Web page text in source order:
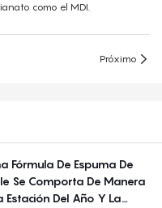
como el MDI.
Próximo
Fórmula De Espuma De
Se Comporta De Manera
Estación Del Año Y La